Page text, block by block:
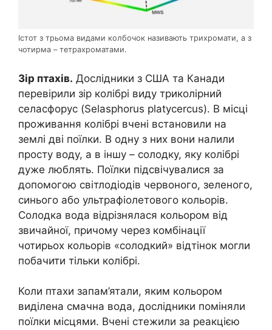
Істот з трьома видами колбочок називають трихромати, а з
чотирма – тетрахроматами.
Зір птахів. Дослідники з США та Канади
перевірили зір колібрі виду триколірний
селасфорус (Selasphorus platycercus). В місці
проживання колібрі вчені встановили на
землі дві поїлки. В одну з них вони налили
просту воду, а в іншу – солодку, яку колібрі
дуже люблять. Поїлки підсвічувалися за
допомогою світлодіодів червоного, зеленого,
синього або ультрафіолетового кольорів.
Солодка вода відрізнялася кольором від
звичайної, причому через комбінації
чотирьох кольорів «солодкий» відтінок могли
побачити тільки колібрі.
Коли птахи запам’ятали, яким кольором
виділена смачна вода, дослідники поміняли
поїлки місцями. Вчені стежили за реакцією